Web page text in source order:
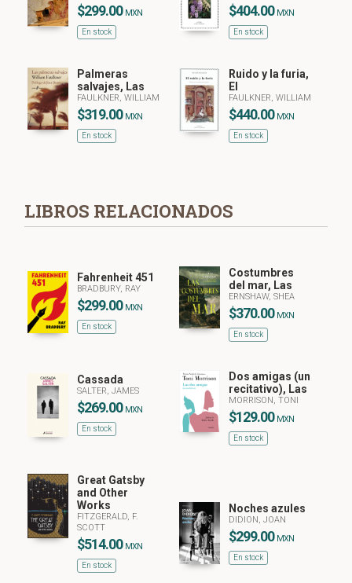
$299.00 MXN
En stock
$404.00 MXN
En stock
Palmeras
salvajes, Las
FAULKNER, WILLIAM
$319.00 MXN
En stock
Ruido y la furia,
El
FAULKNER, WILLIAM
$440.00 MXN
En stock
LIBROS RELACIONADOS
Fahrenheit 451
BRADBURY, RAY
$299.00 MXN
En stock
Costumbres
del mar, Las
ERNSHAW, SHEA
$370.00 MXN
En stock
Cassada
SALTER, JAMES
$269.00 MXN
En stock
Dos amigas (un
recitativo), Las
MORRISON, TONI
$129.00 MXN
En stock
Great Gatsby
and Other
Works
FITZGERALD, F.
SCOTT
$514.00 MXN
En stock
Noches azules
DIDION, JOAN
$299.00 MXN
En stock